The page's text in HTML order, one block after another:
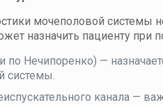
мочеполовой системы
назначить пациенту при
по Нечипоренко) —
системы.
канала —